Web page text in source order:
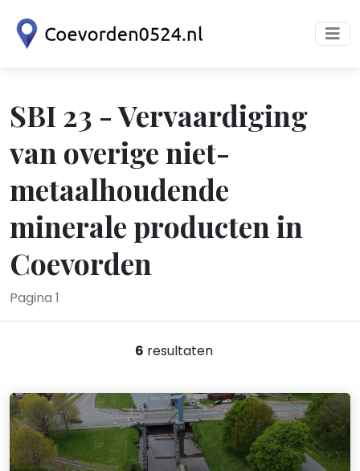
SBI 23 - Vervaardiging
van overige niet-
metaalhoudende
minerale producten in
Coevorden
Pagina 1
6 resultaten